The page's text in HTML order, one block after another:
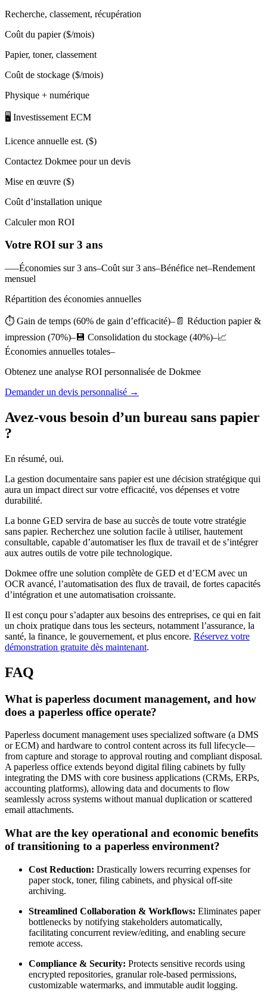
Recherche, classement, récupération
Coût du papier ($/mois)
Papier, toner, classement
Coût de stockage ($/mois)
Physique + numérique
🖥️ Investissement ECM
Licence annuelle est. ($)
Contactez Dokmee pour un devis
Mise en œuvre ($)
Coût d’installation unique
Calculer mon ROI
Votre ROI sur 3 ans
–––Économies sur 3 ans–Coût sur 3 ans–Bénéfice net–Rendement
mensuel
Répartition des économies annuelles
⏱️ Gain de temps (60% de gain d’efficacité)–📄 Réduction papier &
impression (70%)–💾 Consolidation du stockage (40%)–📈
Économies annuelles totales–
Obtenez une analyse ROI personnalisée de Dokmee
Demander un devis personnalisé →
Avez-vous besoin d’un bureau sans papier
?
En résumé, oui.
La gestion documentaire sans papier est une décision stratégique qui
aura un impact direct sur votre efficacité, vos dépenses et votre
durabilité.
La bonne GED servira de base au succès de toute votre stratégie
sans papier. Recherchez une solution facile à utiliser, hautement
consultable, capable d’automatiser les flux de travail et de s’intégrer
aux autres outils de votre pile technologique.
Dokmee offre une solution complète de GED et d’ECM avec un
OCR avancé, l’automatisation des flux de travail, de fortes capacités
d’intégration et une automatisation croissante.
Il est conçu pour s’adapter aux besoins des entreprises, ce qui en fait
un choix pratique dans tous les secteurs, notamment l’assurance, la
santé, la finance, le gouvernement, et plus encore. Réservez votre
démonstration gratuite dès maintenant.
FAQ
What is paperless document management, and how
does a paperless office operate?
Paperless document management uses specialized software (a DMS
or ECM) and hardware to control content across its full lifecycle—
from capture and storage to approval routing and compliant disposal.
A paperless office extends beyond digital filing cabinets by fully
integrating the DMS with core business applications (CRMs, ERPs,
accounting platforms), allowing data and documents to flow
seamlessly across systems without manual duplication or scattered
email attachments.
What are the key operational and economic benefits
of transitioning to a paperless environment?
Cost Reduction: Drastically lowers recurring expenses for
paper stock, toner, filing cabinets, and physical off-site
archiving.
Streamlined Collaboration & Workflows: Eliminates paper
bottlenecks by notifying stakeholders automatically,
facilitating concurrent review/editing, and enabling secure
remote access.
Compliance & Security: Protects sensitive records using
encrypted repositories, granular role-based permissions,
customizable watermarks, and immutable audit logging.